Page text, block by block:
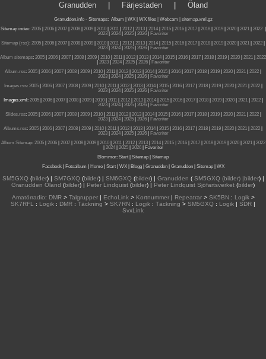
Granudden| Färjestaden| Öland
Granudden.info- Sitemaps: Album WX WX files | Webcam |
sitemap.xml.gz
Sitemap index: 2005| 2006| 2007| 2008| 2009| 2010| 2011| 2012| 2013| 2014| 2015| 2016| 2017| 2018| 2019| 2020| 2021| 2022|
2023| 2024| 2025| 2026|
Favoriter
Sitemap (rss): 2005 2006 2007 2008 2009 2010 2011 2012 2013 2014 2015 2016 2017 2018 2019 2020 2021 2022
2023| 2024| 2025| 2026|
Favoriter
Album sitemaps: 2005 2006 2007 2008 2009 2010 2011 2012 2013 2014 2015 2016 2017 2018 2019 2020 2021
2022
2023| 2024| 2025| 2026|
Favoriter
Album.rss: 2005 2006 2007 2008 2009 2010 2011 2012 2013 2014 2015 2016 2017 2018 2019 2020 2021 2022
2023| 2024| 2025| 2026|
Favoriter
Images.rss: 2005| 2006| 2007| 2008| 2009| 2010| 2011| 2012| 2013| 2014| 2015| 2016| 2017| 2018| 2019| 2020| 2021| 2022|
2023| 2024| 2025| 2026|
Favoriter
Images.xml: 2005| 2006| 2007| 2008| 2009| 2010| 2011| 2012| 2013| 2014| 2015| 2016| 2017| 2018| 2019| 2020| 2021| 2022|
2023| 2024| 2025| 2026|
Favoriter
Slides.rss: 2005| 2006| 2007| 2008| 2009| 2010| 2011| 2012| 2013| 2014| 2015| 2016| 2017| 2018| 2019| 2020| 2021| 2022|
2023| 2024| 2025| 2026|
Favoriter
Albums.rss: 2005 2006 2007 2008 2009 2010 2011 2012 2013 2014 2015 2016 2017 2018 2019 2020 2021 2022
2023| 2024| 2025| 2026|
Favoriter
Album Sitemap: 2005| 2006| 2007| 2008| 2009| 2010| 2011| 2012| 2013| 2014| 2015 | 2016| 2017| 2018| 2019| 2020| 2021| 2022
2024| 2025| 2026|
Favoriter
Blommor: Start Sitemap
Sitemap
Facebook| Fotoalbum Home| Start| WX| Blogg| Granudden| Granudden| Sitemap| WX
SM5GXQ(bilder) | SM7GXQ(bilder) | SM6GXQ(bilder) | Granudden (SM5GXQ (bilder) |bilder) |
Granudden Öland (bilder) | Peter Lindquist (bilder) | Peter Lindquist Sjöfartsverket (bilder)
Amatörradio: DMR> Talgrupper| EchoLink> Kortnummer| Repeatrar> SK5BN: Logik>
SK7RFL
: Logik : DMR : Täckning > SK7RN : Logik : Täckning > SM5GXQ : Logik | SDR |
SvxLink